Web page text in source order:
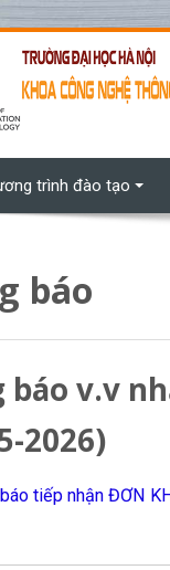
trình đào tạo
báo
báo v.v
2026)
tiếp nhận ĐƠN